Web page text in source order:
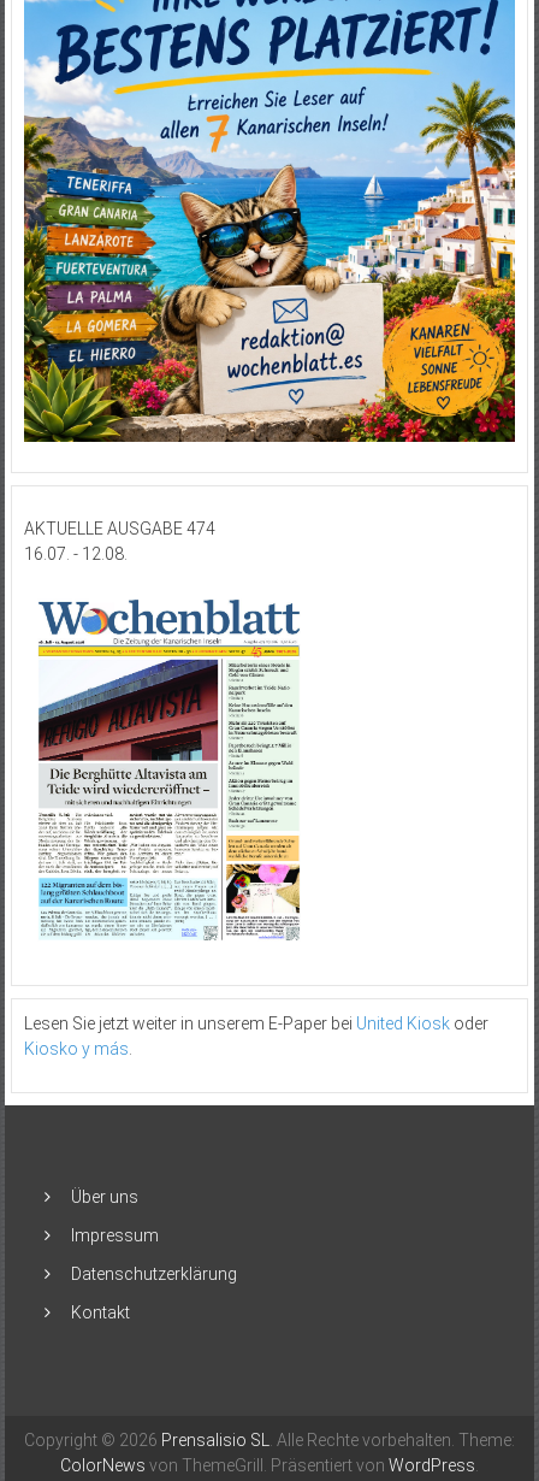
AKTUELLE AUSGABE 474
16.07. - 12.08.
Lesen Sie jetzt weiter in unserem E-Paper bei United Kioskoder
Kiosko y más.
Über uns
Impressum
Datenschutzerklärung
Kontakt
Copyright © 2026 Prensalisio SL. Alle Rechte vorbehalten. Theme:
ColorNews von ThemeGrill. Präsentiert von WordPress.